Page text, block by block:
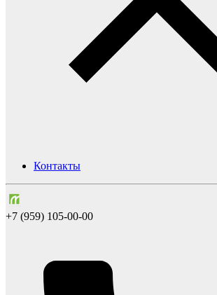
Контакты
+7 (959) 105-00-00